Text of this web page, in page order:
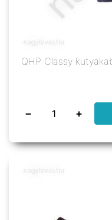
QHP Classy
− +